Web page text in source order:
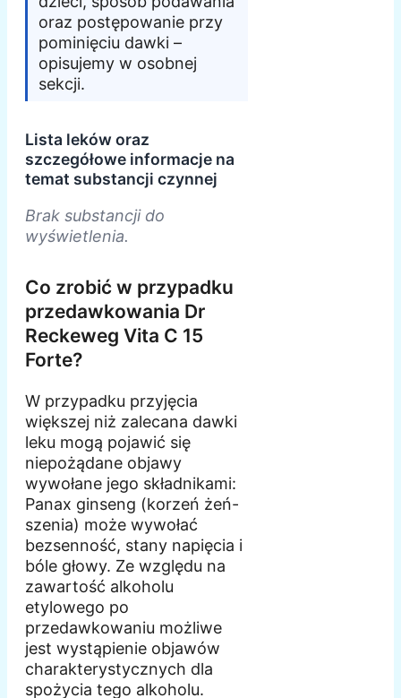
oraz postępowanie przy
pominięciu dawki –
opisujemy w osobnej
sekcji.
Lista leków oraz
szczegółowe informacje na
temat substancji czynnej
Brak substancji do
wyświetlenia.
Co zrobić w przypadku
przedawkowania Dr
Reckeweg Vita C 15
Forte?
W przypadku przyjęcia
większej niż zalecana dawki
leku mogą pojawić się
niepożądane objawy
wywołane jego składnikami:
Panax ginseng (korzeń żeń-
szenia) może wywołać
bezsenność, stany napięcia i
bóle głowy. Ze względu na
zawartość alkoholu
etylowego po
przedawkowaniu możliwe
jest wystąpienie objawów
charakterystycznych dla
spożycia tego alkoholu.